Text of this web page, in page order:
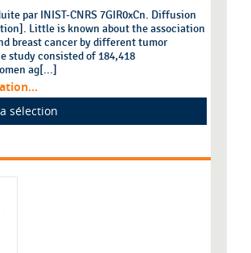
par INIST-CNRS 7GIR0xCn. Diffusion
Little is known about the association
breast cancer by different tumor
study consisted of 184,418
ag[...]
sélection